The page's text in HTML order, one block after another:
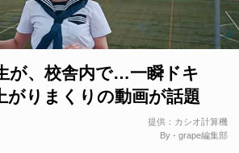
が、校舎内で…一瞬ドキ
りまくりの動画が話題
提供： カシオ計算機
By - grape編集部